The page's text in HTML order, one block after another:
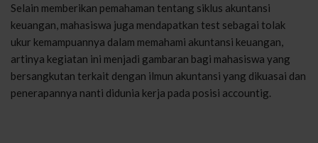
Selain memberikan pemahaman tentang siklus akuntansi
keuangan, mahasiswa juga mendapatkan test sebagai tolak
ukur kemampuannya dalam memahami akuntansi keuangan,
artinya kegiatan ini menjadi gambaran bagi mahasiswa yang
bersangkutan terkait dengan ilmun akuntansi yang dikuasai dan
penerapannya nanti didunia kerja pada posisi accountig.